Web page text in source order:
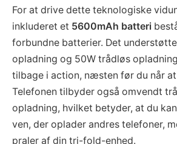
For at drive dette teknologiske
inkluderet et 5600mAh batteri
forbundne batterier. Det
opladning og 50W trådløs
tilbage i action, næsten før du når
Telefonen tilbyder også omvendt
opladning, hvilket betyder, at du
ven, der oplader andres telefoner,
praler af din tri-fold-enhed.